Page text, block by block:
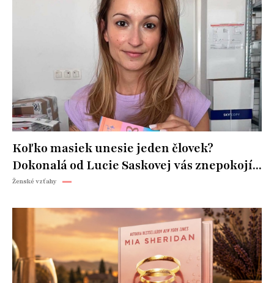
Koľko masiek unesie jeden človek?
Dokonalá od Lucie Saskovej vás znepokojí...
Ženské vzťahy